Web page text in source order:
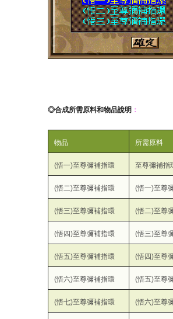
◎合成所需原料和物品說明 ：
物品 所需原料
(悟一)至尊彌補指環 至尊彌補指
(悟二)至尊彌補指環 (悟一)至尊
(悟三)至尊彌補指環 (悟二)至尊
(悟四)至尊彌補指環 (悟三)至尊
(悟五)至尊彌補指環 (悟四)至尊
(悟六)至尊彌補指環 (悟五)至尊
(悟七)至尊彌補指環 (悟六)至尊